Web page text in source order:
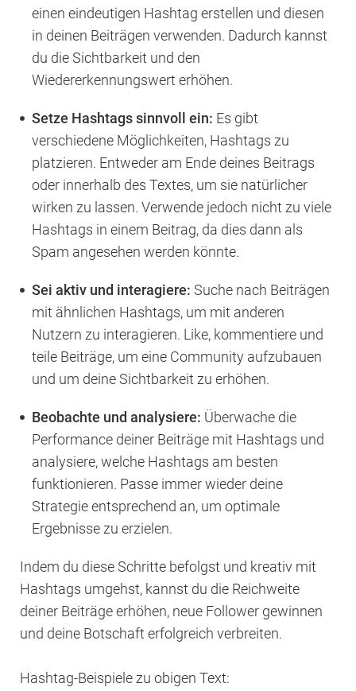
einen eindeutigen Hashtag erstellen und diesen
in deinen Beiträgen verwenden. Dadurch kannst
du die Sichtbarkeit und den
Wiedererkennungswert erhöhen.
Setze Hashtags sinnvoll ein: Es gibt
verschiedene Möglichkeiten, Hashtags zu
platzieren. Entweder am Ende deines Beitrags
oder innerhalb des Textes, um sie natürlicher
wirken zu lassen. Verwende jedoch nicht zu viele
Hashtags in einem Beitrag, da dies dann als
Spam angesehen werden könnte.
Sei aktiv und interagiere: Suche nach Beiträgen
mit ähnlichen Hashtags, um mit anderen
Nutzern zu interagieren. Like, kommentiere und
teile Beiträge, um eine Community aufzubauen
und um deine Sichtbarkeit zu erhöhen.
Beobachte und analysiere: Überwache die
Performance deiner Beiträge mit Hashtags und
analysiere, welche Hashtags am besten
funktionieren. Passe immer wieder deine
Strategie entsprechend an, um optimale
Ergebnisse zu erzielen.
Indem du diese Schritte befolgst und kreativ mit
Hashtags umgehst, kannst du die Reichweite
deiner Beiträge erhöhen, neue Follower gewinnen
und deine Botschaft erfolgreich verbreiten.
Hashtag-Beispiele zu obigen Text: